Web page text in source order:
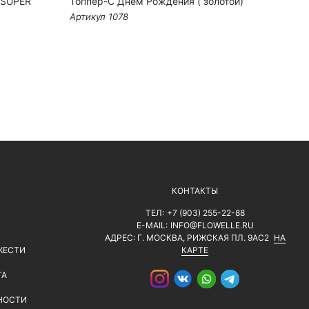
Артикул 1078
КОНТАКТЫ
ТЕЛ: +7 (903) 255-22-88
E-MAIL: INFO@FLOWELLE.RU
АДРЕС: Г. МОСКВА, РИЖСКАЯ ПЛ. 9АС2 НА
КАРТЕ